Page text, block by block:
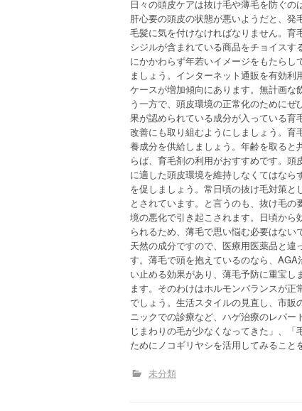
日々の頭皮ケアは抜け毛や薄毛を防ぐの
肝心要の頭皮の状態が悪いようだと、発
毛髪に気を付けなければなりません。
シジルが含まれている商品をチョイス
にかかわらず年若いイメージをもたら
ましょう。インターネット通販を有効
ケースが増加傾向にあります。無計画
う一方で、頭皮環境の正常化のために
果が認められている成分が入っている
改善にも取り組むようにしましょう。
養成分を供給しましょう。年齢を取る
らば、育毛剤の利用がおすすめです。
に適した頭皮環境を維持しなくてはな
を促しましょう。常日頃の抜け毛対策
とされています。と言うのも、抜け毛
境の悪化で引き起こされます。日頃か
られるため、薄毛で思い悩む必要はな
天然の成分ですので、医療用医薬品と
す。薄毛で頭を抱えているのなら、
い止める効果があり、薄毛予防に重宝
ます。そのわけはホルモンバランスが
でしょう。生活スタイルの見直し、市販
ニックでの診療など、ハゲ治療のレパ
じまわりの毛が少なくなってきた」、
ためにノコギリヤシを活用してみること
未分類